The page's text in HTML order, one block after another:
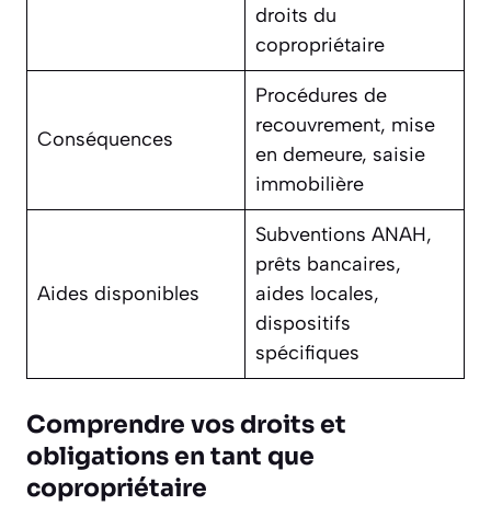
droits du
copropriétaire
Conséquences
Procédures de
recouvrement, mise
en demeure, saisie
immobilière
Aides disponibles
Subventions ANAH,
prêts bancaires,
aides locales,
dispositifs
spécifiques
Comprendre vos droits et
obligations en tant que
copropriétaire